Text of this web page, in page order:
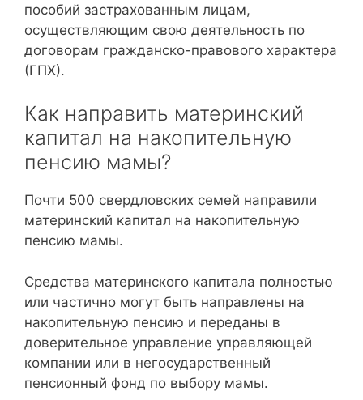
пособий застрахованным лицам,
осуществляющим свою деятельность по
договорам гражданско-правового характера
(ГПХ).
Как направить материнский
капитал на накопительную
пенсию мамы?
Почти 500 свердловских семей направили
материнский капитал на накопительную
пенсию мамы.
Средства материнского капитала полностью
или частично могут быть направлены на
накопительную пенсию и переданы в
доверительное управление управляющей
компании или в негосударственный
пенсионный фонд по выбору мамы.